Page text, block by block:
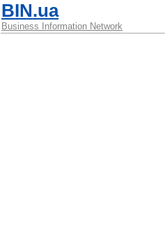
BIN.ua
Business Information Network